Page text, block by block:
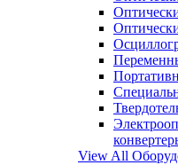
View All